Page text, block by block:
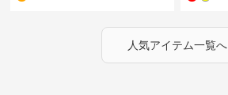
人気アイテム一覧へ